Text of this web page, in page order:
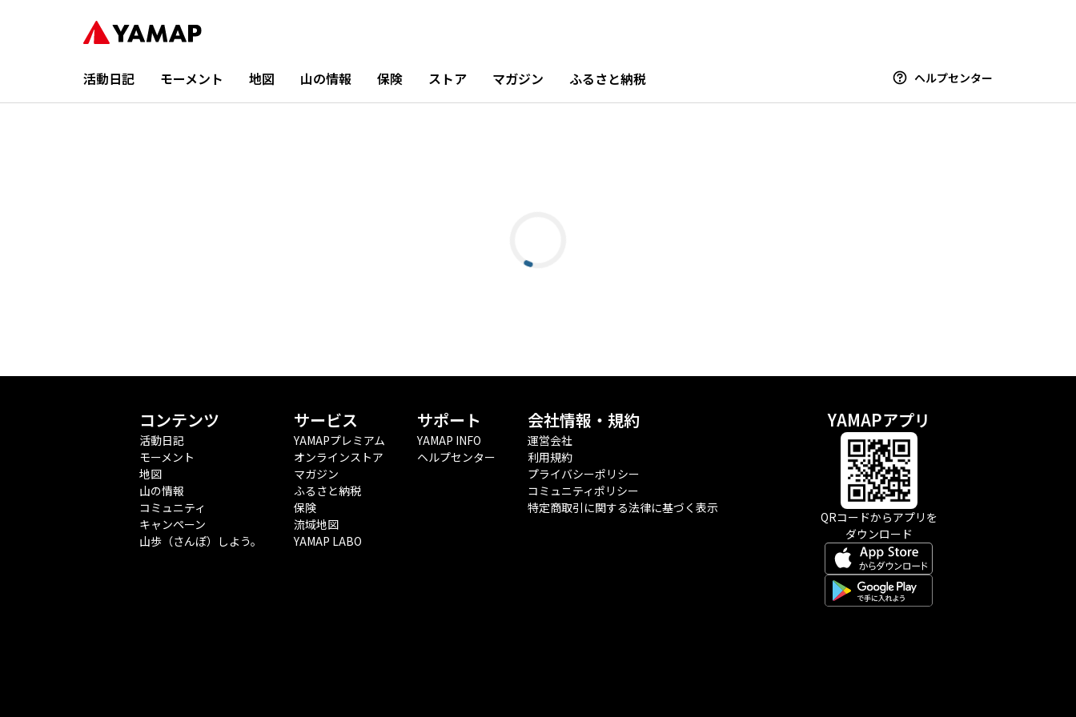
活動日記 モーメント 地図 山の情報 保険 ストア マガジン ふるさと納税 ヘルプセンター
コンテンツ
活動日記
モーメント
地図
山の情報
コミュニティ
キャンペーン
山歩（さんぽ）しよう。
サービス
YAMAPプレミアム
オンラインストア
マガジン
ふるさと納税
保険
流域地図
YAMAP LABO
サポート
YAMAP INFO
ヘルプセンター
会社情報・規約
運営会社
利用規約
プライバシーポリシー
コミュニティポリシー
特定商取引に関する法律に基づく表示
YAMAPアプリ
QRコードからアプリを
ダウンロード